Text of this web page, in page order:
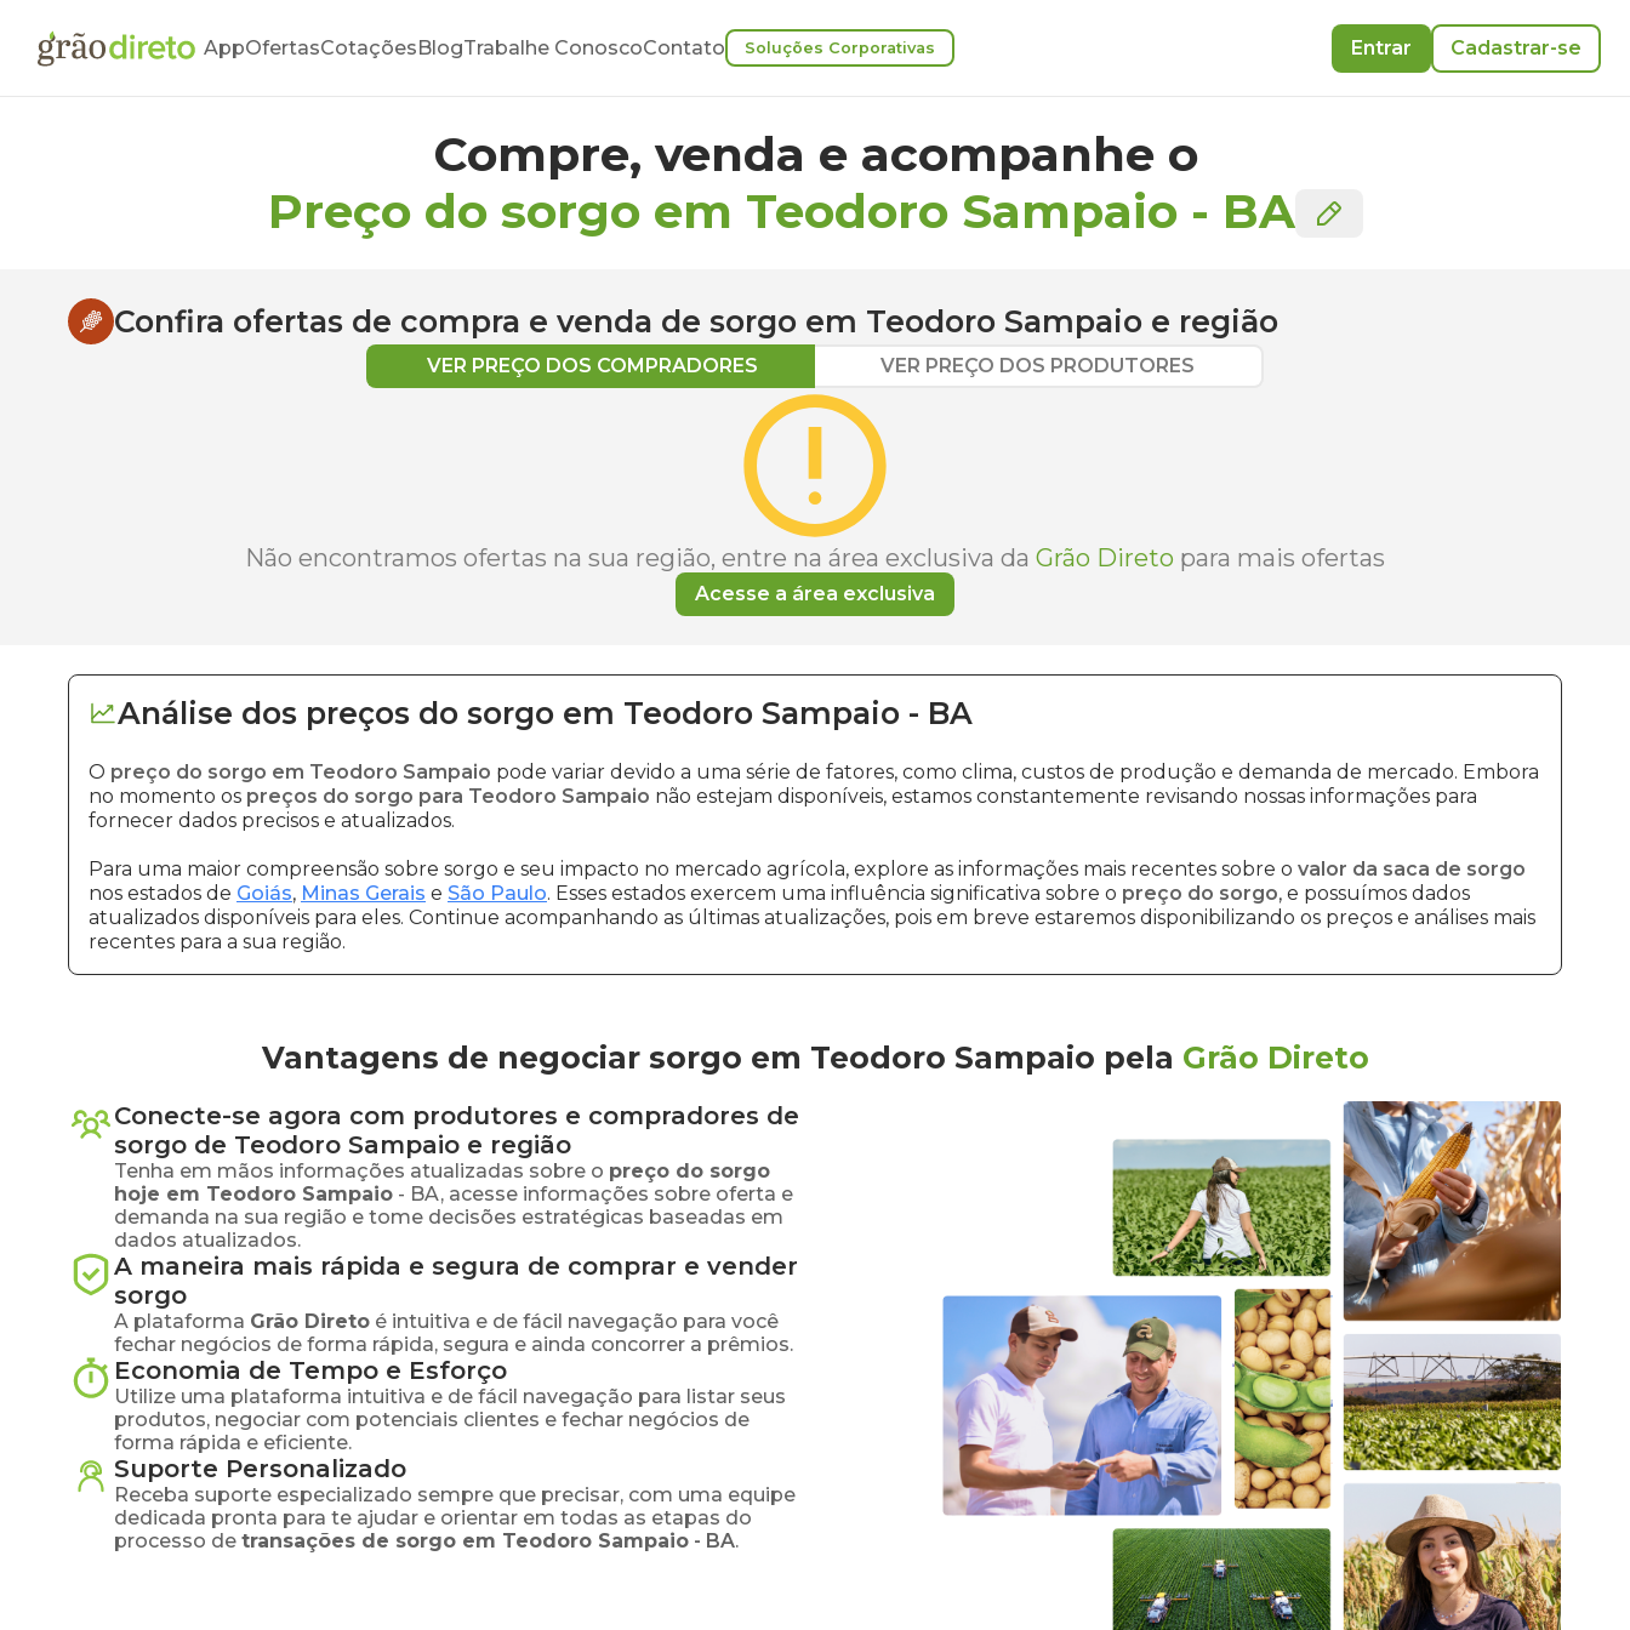
AppOfertasCotaçõesBlogTrabalhe ConoscoContato Soluções Corporativas Entrar Cadastrar-se
Compre, venda e acompanhe o
Preço do sorgo em Teodoro Sampaio - BA
Confira ofertas de compra e venda de sorgo em Teodoro Sampaio e região
VER PREÇO DOS COMPRADORES VER PREÇO DOS PRODUTORES
Não encontramos ofertas na sua região, entre na área exclusiva da Grão Direto para mais ofertas
Acesse a área exclusiva
Análise dos preços do sorgo em Teodoro Sampaio - BA
O preço do sorgo em Teodoro Sampaio pode variar devido a uma série de fatores, como clima, custos de produção e demanda de mercado. Embora
no momento os preços do sorgo para Teodoro Sampaio não estejam disponíveis, estamos constantemente revisando nossas informações para
fornecer dados precisos e atualizados.
Para uma maior compreensão sobre sorgo e seu impacto no mercado agrícola, explore as informações mais recentes sobre o valor da saca de sorgo
nos estados de Goiás, Minas Gerais e São Paulo. Esses estados exercem uma influência significativa sobre o preço do sorgo, e possuímos dados
atualizados disponíveis para eles. Continue acompanhando as últimas atualizações, pois em breve estaremos disponibilizando os preços e análises mais
recentes para a sua região.
Vantagens de negociar sorgo em Teodoro Sampaio pela Grão Direto
Conecte-se agora com produtores e compradores de
sorgo de Teodoro Sampaio e região
Tenha em mãos informações atualizadas sobre o preço do sorgo
hoje em Teodoro Sampaio - BA, acesse informações sobre oferta e
demanda na sua região e tome decisões estratégicas baseadas em
dados atualizados.
A maneira mais rápida e segura de comprar e vender
sorgo
A plataforma Grão Direto é intuitiva e de fácil navegação para você
fechar negócios de forma rápida, segura e ainda concorrer a prêmios.
Economia de Tempo e Esforço
Utilize uma plataforma intuitiva e de fácil navegação para listar seus
produtos, negociar com potenciais clientes e fechar negócios de
forma rápida e eficiente.
Suporte Personalizado
Receba suporte especializado sempre que precisar, com uma equipe
dedicada pronta para te ajudar e orientar em todas as etapas do
processo de transações de sorgo em Teodoro Sampaio - BA.